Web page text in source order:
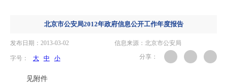
北京市公安局2012年政府信息公开工作年度报告
发布日期：2013-03-02 信息来源：北京市公安局
字号： 大 中 小 分享：
见附件